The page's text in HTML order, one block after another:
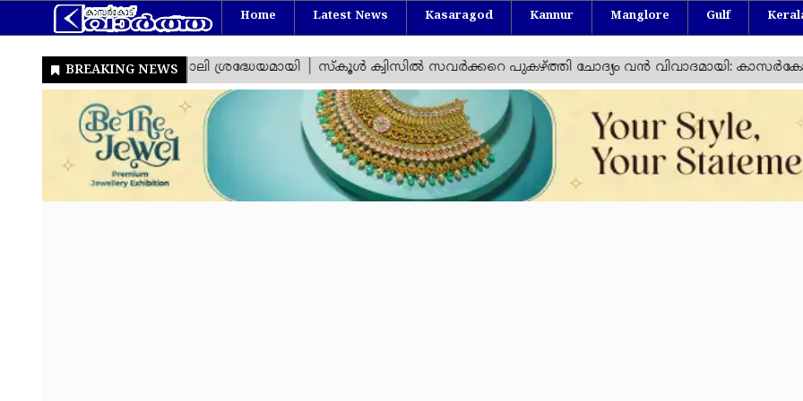
Home Latest News Kasaragod Kannur Manglore Gulf